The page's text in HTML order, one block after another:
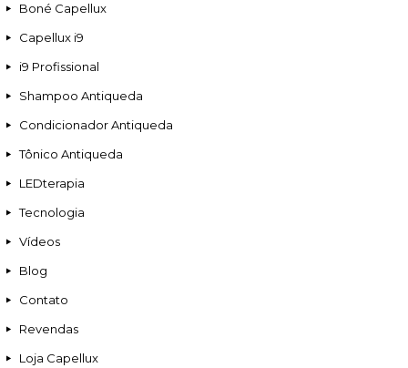
Boné Capellux
Capellux i9
i9 Profissional
Shampoo Antiqueda
Condicionador Antiqueda
Tônico Antiqueda
LEDterapia
Tecnologia
Vídeos
Blog
Contato
Revendas
Loja Capellux